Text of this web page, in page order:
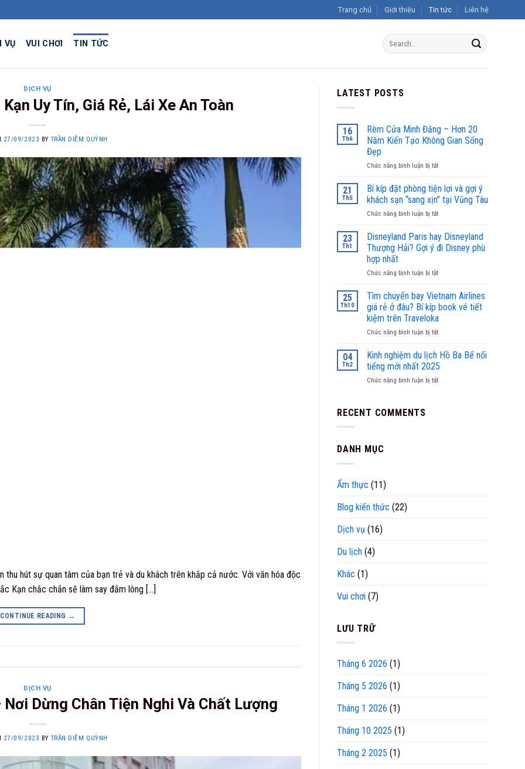
Trang chủ Giới thiệu Tin tức Liên hệ
VỤ VUI CHƠI TIN TỨC
DỊCH VỤ
Uy Tín, Giá Rẻ, Lái Xe An Toàn
27/09/2023 BY TRẦN DIỄM QUỲNH
hút sự quan tâm của bạn trẻ và du khách trên khắp cả nước. Với văn hóa độc
Kạn chắc chắn sẽ làm say đắm lòng […]
CONTINUE READING →
DỊCH VỤ
Dừng Chân Tiện Nghi Và Chất Lượng
27/09/2023 BY TRẦN DIỄM QUỲNH
LATEST POSTS
16
Th6
Rèm Cửa Minh Đăng – Hơn 20
Năm Kiến Tạo Không Gian Sống
Đẹp
Chức năng bình luận bị tắtở
Cửa
Minh
Đăng
–
20
Năm
Không
Sống
Đẹp
21
Th5
Bí kíp đặt phòng tiện lợi và gợi ý
khách sạn “sang xịn” tại Vũng Tàu
Chức năng bình luận bị tắtở
kíp
đặt
phòng
lợi
gợi
ý
khách
sạn
“sang
tại
Vũng
23
Th1
Disneyland Paris hay Disneyland
Thượng Hải? Gợi ý đi Disney phù
hợp nhất
Chức năng bình luận bị tắtở
Paris
hay
Disneyland
Thượng
Hải?
ý
đi
Disney
phù
25
Th10
Tìm chuyến bay Vietnam Airlines
giá rẻ ở đâu? Bí kíp book vé tiết
kiệm trên Traveloka
Chức năng bình luận bị tắtở
chuyến
bay
Vietnam
Airlines
04
Th2
Kinh nghiệm du lịch Hồ Ba Bể nổi
tiếng mới nhất 2025
Chức năng bình luận bị tắtở
RECENT COMMENTS
DANH MỤC
Ẩm thực (11)
Blog kiến thức (22)
Dịch vụ (16)
Du lịch (4)
Khác (1)
Vui chơi (7)
LƯU TRỮ
Tháng 6 2026 (1)
Tháng 5 2026 (1)
Tháng 1 2026 (1)
Tháng 10 2025 (1)
Tháng 2 2025 (1)